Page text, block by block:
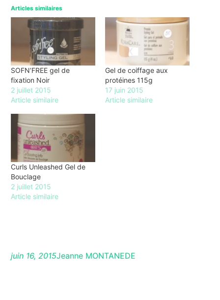
Articles similaires
SOFN’FREE gel de
fixation Noir
2 juillet 2015
Article similaire
Gel de coiffage aux
protéines 115g
17 juin 2015
Article similaire
Curls Unleashed Gel de
Bouclage
2 juillet 2015
Article similaire
juin 16, 2015Jeanne MONTANEDE